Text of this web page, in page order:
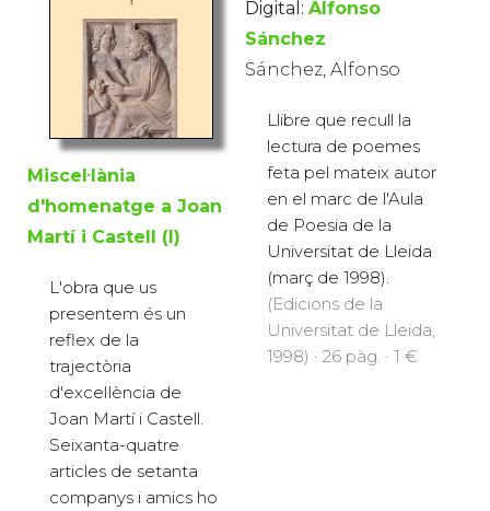
Miscel·lània
d'homenatge a Joan
Martí i Castell (I)
L'obra que us
presentem és un
reflex de la
trajectòria
d'excel·lència de
Joan Martí i Castell.
Seixanta-quatre
articles de setanta
companys i amics ho
Digital: Alfonso
Sánchez
Sánchez, Alfonso
Llibre que recull la
lectura de poemes
feta pel mateix autor
en el marc de l'Aula
de Poesia de la
Universitat de Lleida
(març de 1998).
(Edicions de la
Universitat de Lleida,
1998) · 26 pàg. · 1 €